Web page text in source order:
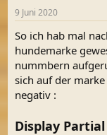
9 Juni 2020
So ich hab mal
hundemarke
nummbern
sich auf der
negativ :
Display